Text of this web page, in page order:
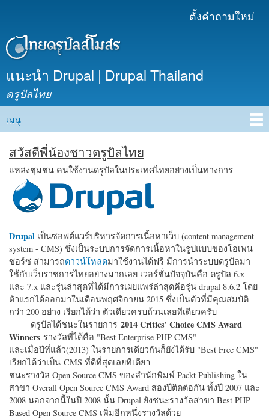
เนื้อหา
ตั้งคำถามใหม่
แนะนำ Drupal | Drupal Thailand
ดรูปัลไทย
Main menu
เมนู
สวัสดีพี่น้องชาวดรูปัลไทย
แหล่งชุมชน คนใช้งานดรูปัลในประเทศไทยอย่างเป็นทางการ
Drupal เป็นซอฟต์แวร์บริหารจัดการเนื้อหาเว็บ (content management
system - CMS) ซึ่งเป็นระบบการจัดการเนื้อหาในรูปแบบของโอเพน
ซอร์ซ สามารถดาวน์โหลดมาใช้งานได้ฟรี มีการนำระบบดรูปัลมา
ใช้กับเว็บราชการไทยอย่างมากเลย เวอร์ชั่นปัจจุบันคือ ดรูปัล 6.x
และ 7.x และรุ่นล่าสุดที่ได้มีการเผยแพร่ล่าสุดคือรุ่น drupal 8.6.2 โดย
ตัวแรกได้ออกมาในเดือนพฤศจิกายน 2015 ซึ่งเป็นตัวที่มีคุณสมบัติ
กว่า 200 อย่าง เรียกได้ว่า ตัวเดียวครบถ้วนเลยทีเดียวครับ
ดรูปัลได้ชนะในรายการ 2014 Critics' Choice CMS Award
Winners รางวัลที่ได้คือ "Best Enterprise PHP CMS"
และเมื่อปีที่แล้ว(2013) ในรายการเดียวกันก็ยังได้รับ "Best Free CMS"
เรียกได้ว่าเป็น CMS ที่ดีที่สุดเลยทีเดียว
ชนะรางวัล Open Source CMS ของสำนักพิมพ์ Packt Publishing ใน
สาขา Overall Open Source CMS Award สองปีติดต่อกัน ทั้งปี 2007 และ
2008 นอกจากนี้ในปี 2008 นั้น Drupal ยังชนะรางวัลสาขา Best PHP
Based Open Source CMS เพิ่มอีกหนึ่งรางวัลด้วย